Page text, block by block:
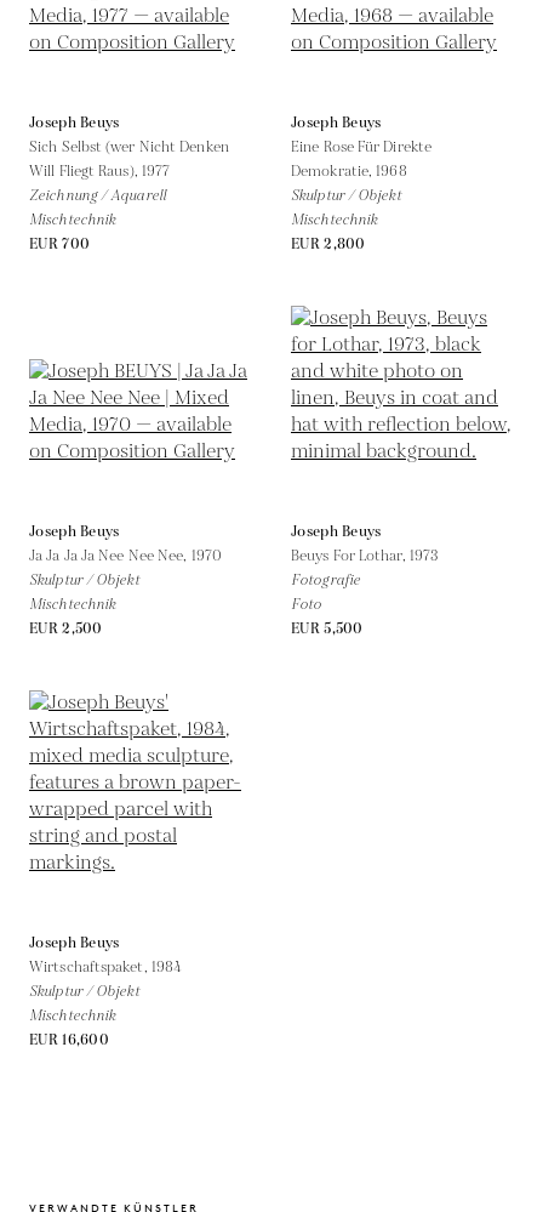
Joseph Beuys
Sich Selbst (wer Nicht Denken
Will Fliegt Raus), 1977
Zeichnung / Aquarell
Mischtechnik
EUR 700
Joseph Beuys
Eine Rose Für Direkte
Demokratie,1968
Skulptur / Objekt
Mischtechnik
EUR 2,800
Joseph Beuys
Ja Ja Ja Ja Nee Nee Nee, 1970
Skulptur / Objekt
Mischtechnik
EUR 2,500
Joseph Beuys
Beuys For Lothar, 1973
Fotografie
Foto
EUR 5,500
Joseph Beuys
Wirtschaftspaket, 1984
Skulptur / Objekt
Mischtechnik
EUR 16,600
VERWANDTE KÜNSTLER